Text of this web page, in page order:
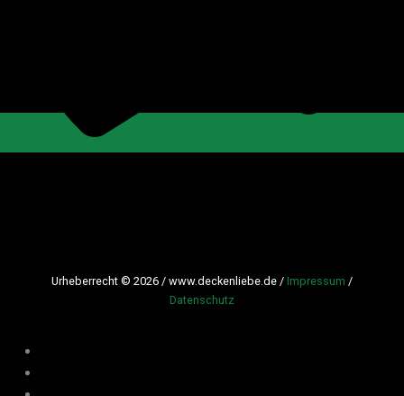
Urheberrecht © 2026 / www.deckenliebe.de / Impressum /
Datenschutz